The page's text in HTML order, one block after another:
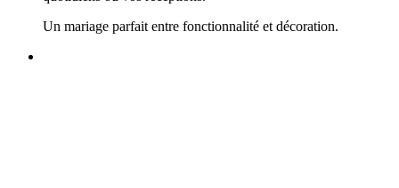
Un mariage parfait entre fonctionnalité et décoration.